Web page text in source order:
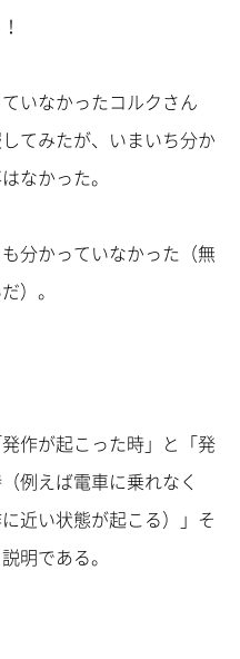
いなかったコルクさん
てみたが、いまいち分か
なかった。
分かっていなかった（無
）。
作が起こった時」と「発
例えば電車に乗れなく
近い状態が起こる）」そ
明である。